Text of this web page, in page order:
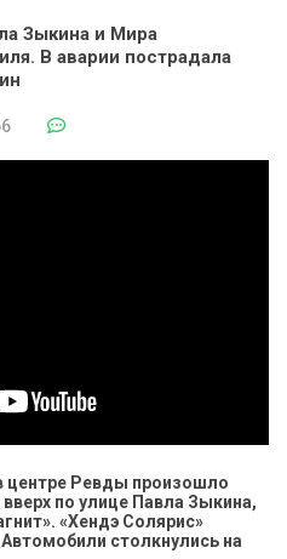
Зыкина и Мира
В аварии пострадала
центре Ревды произошло
по улице Павла Зыкина,
«Хендэ Солярис»
столкнулись на